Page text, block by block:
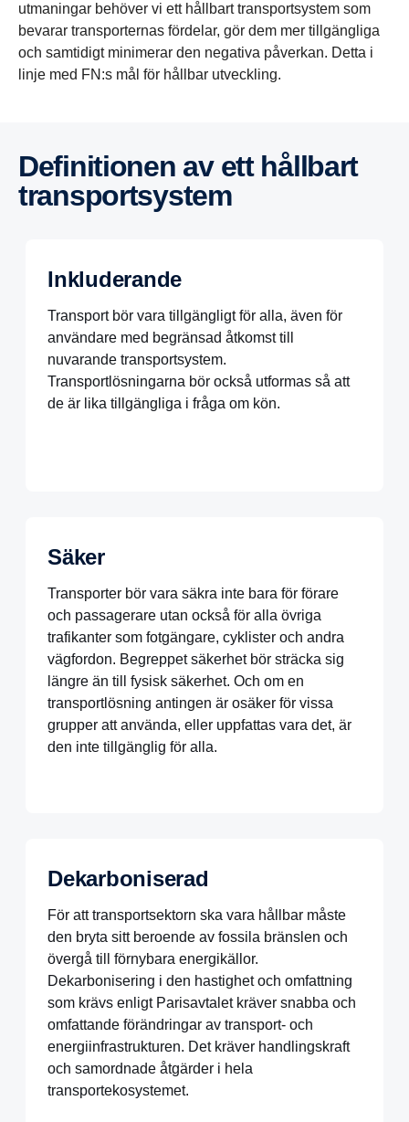
utmaningar behöver vi ett hållbart transportsystem som
bevarar transporternas fördelar, gör dem mer tillgängliga
och samtidigt minimerar den negativa påverkan. Detta i
linje med FN:s mål för hållbar utveckling.
Defini­tionen av ett hållbart
trans­port­sy­stem
Inkluderande
Transport bör vara tillgängligt för alla, även för
användare med begränsad åtkomst till
nuvarande transportsystem.
Transportlösningarna bör också utformas så att
de är lika tillgängliga i fråga om kön.
Säker
Transporter bör vara säkra inte bara för förare
och passagerare utan också för alla övriga
trafikanter som fotgängare, cyklister och andra
vägfordon. Begreppet säkerhet bör sträcka sig
längre än till fysisk säkerhet. Och om en
transportlösning antingen är osäker för vissa
grupper att använda, eller uppfattas vara det, är
den inte tillgänglig för alla.
Dekarboniserad
För att transportsektorn ska vara hållbar måste
den bryta sitt beroende av fossila bränslen och
övergå till förnybara energikällor.
Dekarbonisering i den hastighet och omfattning
som krävs enligt Parisavtalet kräver snabba och
omfattande förändringar av transport- och
energiinfrastrukturen. Det kräver handlingskraft
och samordnade åtgärder i hela
transportekosystemet.